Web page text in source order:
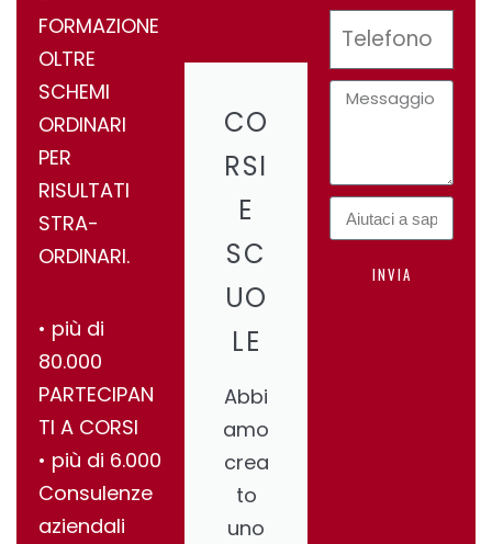
FORMAZIONE
OLTRE
SCHEMI
ORDINARI
PER
RISULTATI
STRA-
ORDINARI.
•⁠ ⁠più di
80.000
PARTECIPAN
TI A CORSI
•⁠ ⁠più di 6.000
Consulenze
aziendali
CO
RSI
E
SC
UO
LE
Abbi
amo
crea
to
uno
INVIA